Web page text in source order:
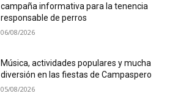
campaña informativa para la tenencia
responsable de perros
06/08/2026
Música, actividades populares y mucha
diversión en las fiestas de Campaspero
05/08/2026